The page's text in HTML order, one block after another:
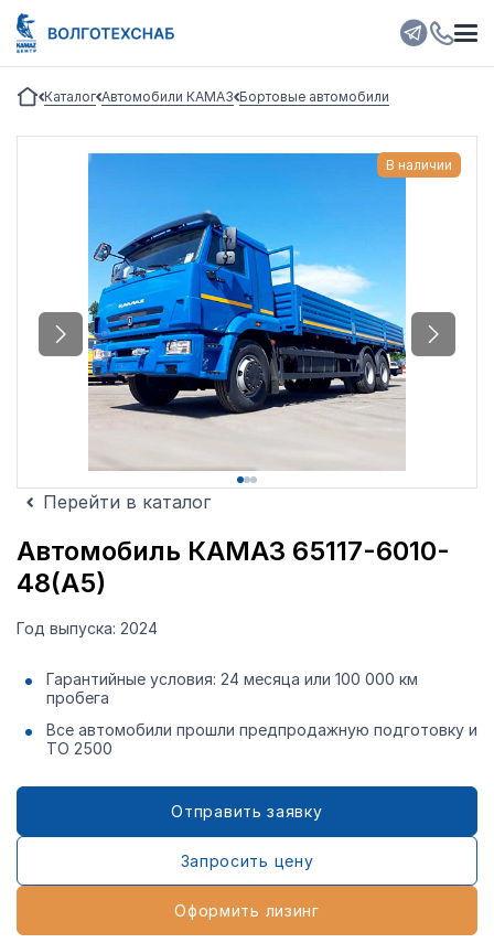
Каталог Автомобили КАМАЗ Бортовые автомобили
В наличии
Перейти в каталог
Автомобиль КАМАЗ 65117-6010-
48(А5)
Год выпуска: 2024
Гарантийные условия: 24 месяца или 100 000 км
пробега
Все автомобили прошли предпродажную подготовку и
ТО 2500
Отправить заявку
Запросить цену
Оформить лизинг